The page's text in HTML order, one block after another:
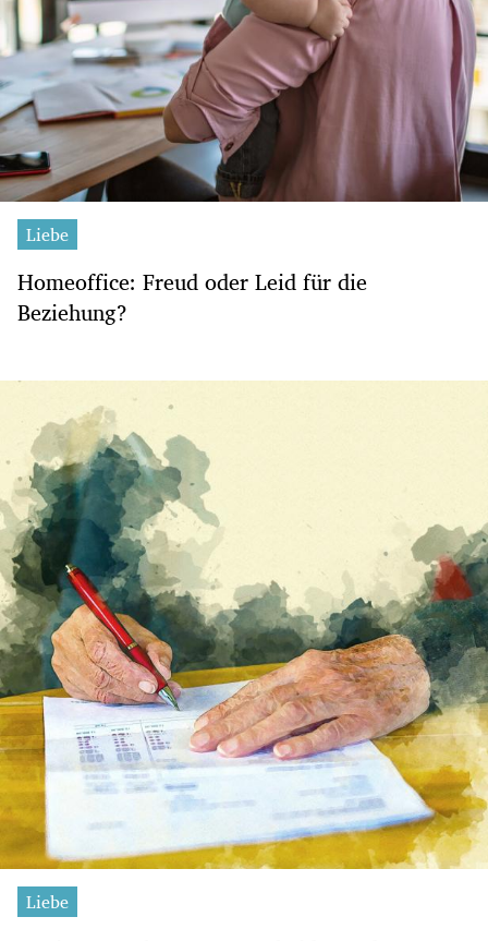
Liebe
Homeoffice: Freud oder Leid für die
Beziehung?
Liebe